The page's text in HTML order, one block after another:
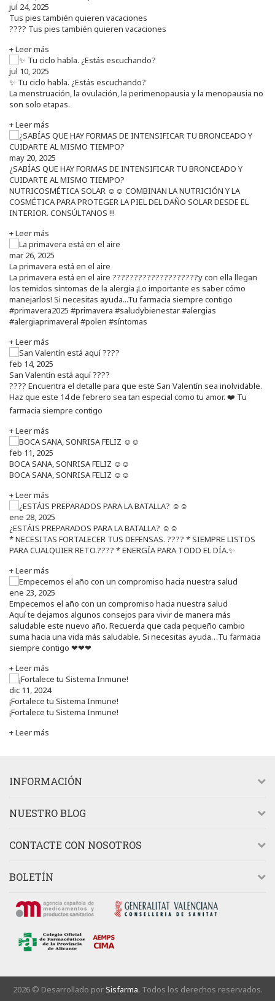
jul 24, 2025
Tus pies también quieren vacaciones
???? Tus pies también quieren vacaciones
+ Leer más
jul 10, 2025
✨ Tu ciclo habla. ¿Estás escuchando?
La menstruación, la ovulación, la perimenopausia y la menopausia no
son solo etapas.
+ Leer más
may 20, 2025
¿SABÍAS QUE HAY FORMAS DE INTENSIFICAR TU BRONCEADO Y
CUIDARTE AL MISMO TIEMPO?
NUTRICOSMÉTICA SOLAR ☺️☺️ COMBINAN LA NUTRICIÓN Y LA
COSMÉTICA PARA PROTEGER LA PIEL DEL DAÑO SOLAR DESDE EL
INTERIOR. CONSÚLTANOS !!!
+ Leer más
mar 26, 2025
La primavera está en el aire
La primavera está en el aire ????????????????????y con ella llegan
los temidos síntomas de la alergia ¡Lo importante es saber cómo
manejarlos! Si necesitas ayuda...Tu farmacia siempre contigo
#primavera2025 #primavera #saludybienestar #alergias
#alergiaprimaveral #polen #síntomas
+ Leer más
feb 14, 2025
San Valentín está aquí ????
???? Encuentra el detalle para que este San Valentín sea inolvidable.
Haz que este 14 de febrero sea tan especial como tu amor. ❤️ Tu
farmacia siempre contigo
+ Leer más
feb 11, 2025
BOCA SANA, SONRISA FELIZ ☺️☺️
BOCA SANA, SONRISA FELIZ ☺️☺️
+ Leer más
ene 28, 2025
¿ESTÁIS PREPARADOS PARA LA BATALLA? ☺️☺️
* NECESITAS FORTALECER TUS DEFENSAS. ????️ * SIEMPRE LISTOS
PARA CUALQUIER RETO.???? * ENERGÍA PARA TODO EL DÍA.✨
+ Leer más
ene 23, 2025
Empecemos el año con un compromiso hacia nuestra salud
Aquí te dejamos algunos consejos para vivir de manera más
saludable este nuevo año. Recuerda que cada pequeño cambio
suma hacia una vida más saludable. Si necesitas ayuda…Tu farmacia
siempre contigo ❤❤❤
+ Leer más
dic 11, 2024
¡Fortalece tu Sistema Inmune!
¡Fortalece tu Sistema Inmune!
+ Leer más
INFORMACIÓN
NUESTRO BLOG
CONTACTE CON NOSOTROS
BOLETÍN
2026 © Desarrollado porSisfarma. Todos los derechos reservados.